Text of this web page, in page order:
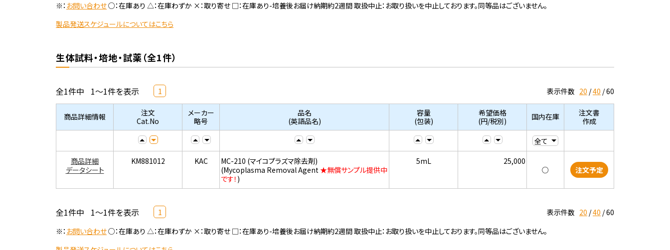
※： お問い合わせ○：在庫あり △：在庫わずか ×：取り寄せ □：在庫あり-培養後お届け納期約2週間 取扱中止：お取り扱いを中止しております。同等品はございません。
製品発送スケジュールについてはこちら
生体試料・培地・試薬（全1件）
全1件中 1～1件を表示 1 表示件数 20 40 60
商品詳細情報
注文
Cat.No
メーカー
略号
品名
(英語品名)
容量
(包装)
希望価格
(円/税別)
国内在庫
注文書
作成
商品詳細
データシート
KM881012 KAC
MC-210 (マイコプラズマ除去剤)
(Mycoplasma Removal Agent★無償サンプル提供中
です！ )
5mL
25,000
○
注文予定
全1件中 1～1件を表示 1 表示件数 20 40 60
※： お問い合わせ○：在庫あり △：在庫わずか ×：取り寄せ □：在庫あり-培養後お届け納期約2週間 取扱中止：お取り扱いを中止しております。同等品はございません。